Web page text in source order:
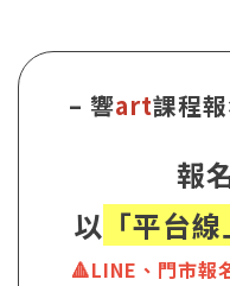
– 響art課程
報
以 「平台
🔺LINE、門市報